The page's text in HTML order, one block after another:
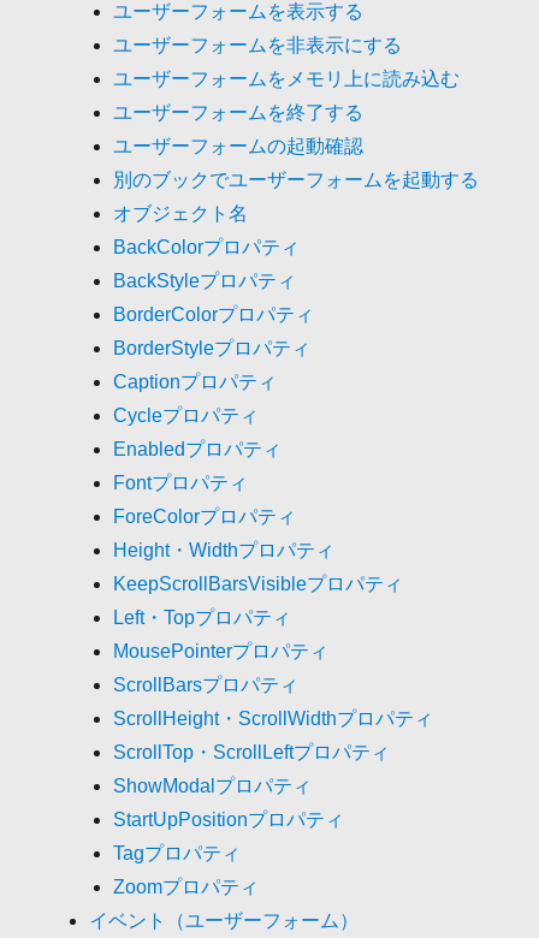
ユーザーフォームを表示する
ユーザーフォームを非表示にする
ユーザーフォームをメモリ上に読み込む
ユーザーフォームを終了する
ユーザーフォームの起動確認
別のブックでユーザーフォームを起動する
オブジェクト名
BackColorプロパティ
BackStyleプロパティ
BorderColorプロパティ
BorderStyleプロパティ
Captionプロパティ
Cycleプロパティ
Enabledプロパティ
Fontプロパティ
ForeColorプロパティ
Height・Widthプロパティ
KeepScrollBarsVisibleプロパティ
Left・Topプロパティ
MousePointerプロパティ
ScrollBarsプロパティ
ScrollHeight・ScrollWidthプロパティ
ScrollTop・ScrollLeftプロパティ
ShowModalプロパティ
StartUpPositionプロパティ
Tagプロパティ
Zoomプロパティ
イベント（ユーザーフォーム）